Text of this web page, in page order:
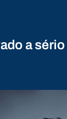
a sério